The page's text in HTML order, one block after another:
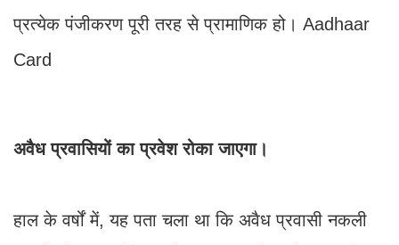
प्रत्येक पंजीकरण पूरी तरह से प्रामाणिक हो। Aadhaar
Card
अवैध प्रवासियों का प्रवेश रोका जाएगा।
हाल के वर्षों में, यह पता चला था कि अवैध प्रवासी नकली